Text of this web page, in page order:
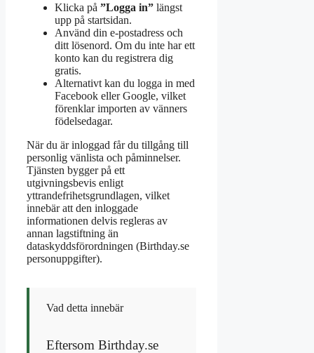
Klicka på ”Logga in” längst
upp på startsidan.
Använd din e-postadress och
ditt lösenord. Om du inte har ett
konto kan du registrera dig
gratis.
Alternativt kan du logga in med
Facebook eller Google, vilket
förenklar importen av vänners
födelsedagar.
När du är inloggad får du tillgång till
personlig vänlista och påminnelser.
Tjänsten bygger på ett
utgivningsbevis enligt
yttrandefrihetsgrundlagen, vilket
innebär att den inloggade
informationen delvis regleras av
annan lagstiftning än
dataskyddsförordningen (Birthday.se
personuppgifter).
Vad detta innebär
Eftersom Birthday.se